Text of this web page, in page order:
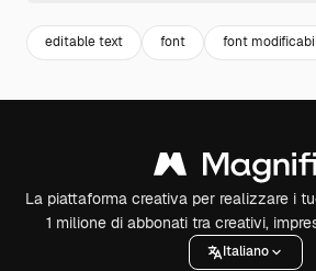
editable text font font
La piattaforma creativa per realizzare i
1 milione di abbonati tra creativi,
Italiano